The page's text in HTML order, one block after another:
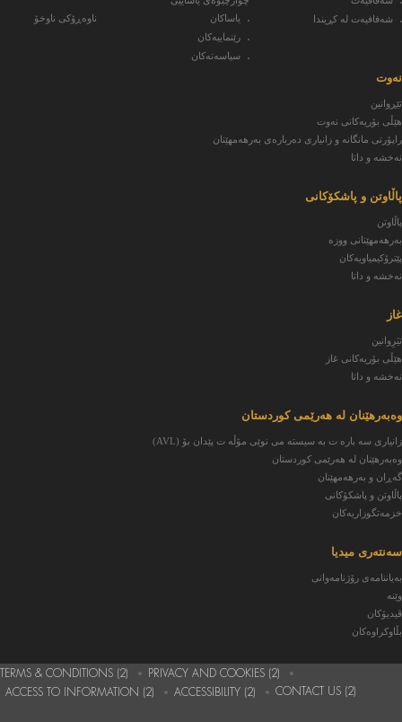
شەفافیەت لە کڕیندا
ياساكان
رێنماییەکان
سیاسەتەکان
ناوەڕۆکی ناوخۆ
نەوت
تێڕوانین
هێڵی بۆریەکانی نەوت
راپۆرتی مانگانە و زانیاری دەربارەی بەرهەمهێنان
نەخشە و داتا
پاڵاوتن و پاشکۆکانی
پاڵاوتن
بەرهەمهێنانی ووزە
پێترۆکیمیاویەکان
نەخشە و داتا
غاز
تيَرِوانين
هێڵی بۆریەکانی غاز
نەخشە و داتا
وەبەر‌هێنان لە هەرێمی کوردستان
زانیاری سه باره ت به سیسته می نوێی مۆڵه ت پێدان بۆ (AVL)
وەبەر‌هێنان لە هەرێمی کوردستان
گەڕان و بەرهەمهێنان
پاڵاوتن و پاشکۆکانی
خزمەتگوزاریەکان
سەنتەری میدیا
بەیاننامەی رۆژنامەوانی
وێنە
ڤیدیۆکان
بڵاوکراوەکان
TERMS & CONDITIONS (2)
PRIVACY AND COOKIES (2)
ACCESS TO INFORMATION (2)
ACCESSIBILITY (2) CONTACT US (2)